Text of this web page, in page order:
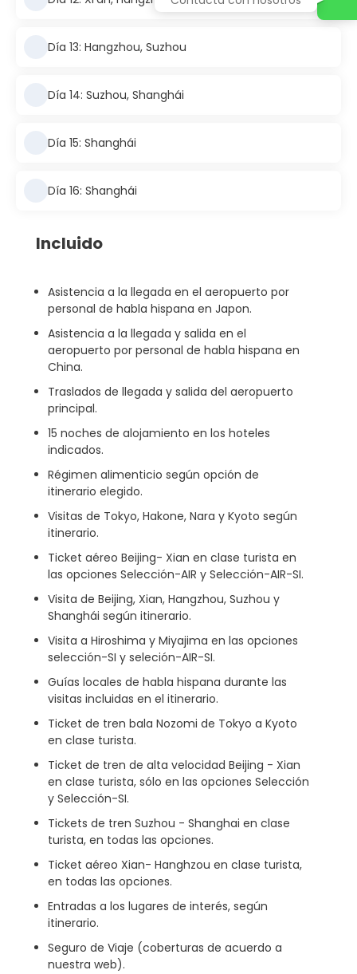
Día 13: Hangzhou, Suzhou
Día 14: Suzhou, Shanghái
Día 15: Shanghái
Día 16: Shanghái
Incluido
Asistencia a la llegada en el aeropuerto por
personal de habla hispana en Japon.
Asistencia a la llegada y salida en el
aeropuerto por personal de habla hispana en
China.
Traslados de llegada y salida del aeropuerto
principal.
15 noches de alojamiento en los hoteles
indicados.
Régimen alimenticio según opción de
itinerario elegido.
Visitas de Tokyo, Hakone, Nara y Kyoto según
itinerario.
Ticket aéreo Beijing- Xian en clase turista en
las opciones Selección-AIR y Selección-AIR-SI.
Visita de Beijing, Xian, Hangzhou, Suzhou y
Shanghái según itinerario.
Visita a Hiroshima y Miyajima en las opciones
selección-SI y seleción-AIR-SI.
Guías locales de habla hispana durante las
visitas incluidas en el itinerario.
Ticket de tren bala Nozomi de Tokyo a Kyoto
en clase turista.
Ticket de tren de alta velocidad Beijing - Xian
en clase turista, sólo en las opciones Selección
y Selección-SI.
Tickets de tren Suzhou - Shanghai en clase
turista, en todas las opciones.
Ticket aéreo Xian- Hanghzou en clase turista,
en todas las opciones.
Entradas a los lugares de interés, según
itinerario.
Seguro de Viaje (coberturas de acuerdo a
nuestra web).